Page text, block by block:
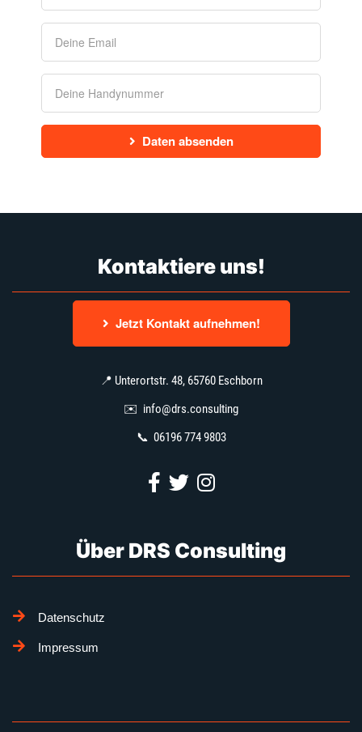
Daten absenden
Kontaktiere uns!
Jetzt Kontakt aufnehmen!
📍 Unterortstr. 48, 65760 Eschborn
✉️ info@drs.consulting
📞 06196 774 9803
Über DRS Consulting
Datenschutz
Impressum